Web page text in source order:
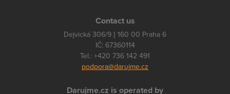
Contact us
Dejvická 306/9 | 160 00 Praha 6
IČ: 67360114
Tel.: +420 736 142 491
podpora@darujme.cz
Darujme.cz is operated by